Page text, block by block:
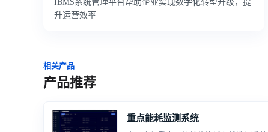
IBMS系统管理平台帮助企业实现数字化转型升级，提
升运营效率
相关产品
产品推荐
重点能耗监测系统